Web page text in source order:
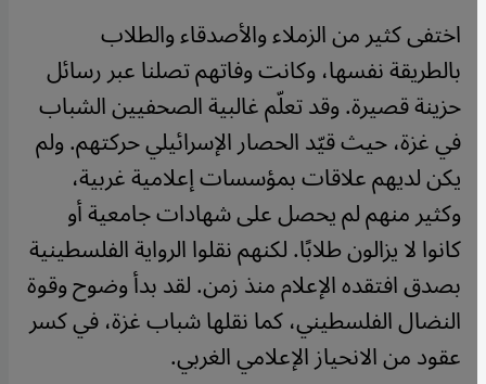
اختفى كثير من الزملاء والأصدقاء والطلاب
بالطريقة نفسها، وكانت وفاتهم تصلنا عبر رسائل
حزينة قصيرة. وقد تعلّم غالبية الصحفيين الشباب
في غزة، حيث قيّد الحصار الإسرائيلي حركتهم. ولم
يكن لديهم علاقات بمؤسسات إعلامية غربية،
وكثير منهم لم يحصل على شهادات جامعية أو
كانوا لا يزالون طلابًا. لكنهم نقلوا الرواية الفلسطينية
بصدق افتقده الإعلام منذ زمن. لقد بدأ وضوح وقوة
النضال الفلسطيني، كما نقلها شباب غزة، في كسر
عقود من الانحياز الإعلامي الغربي.